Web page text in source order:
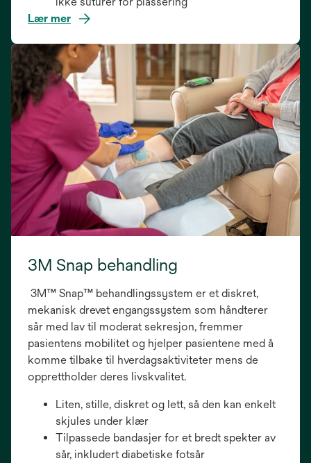
Lær mer
3M Snap behandling
3M™ Snap™ behandlingssystem er et diskret,
mekanisk drevet engangssystem som håndterer
sår med lav til moderat sekresjon, fremmer
pasientens mobilitet og hjelper pasientene med å
komme tilbake til hverdagsaktiviteter mens de
opprettholder deres livskvalitet.
Liten, stille, diskret og lett, så den kan enkelt
skjules under klær
Tilpassede bandasjer for et bredt spekter av
sår, inkludert diabetiske fotsår